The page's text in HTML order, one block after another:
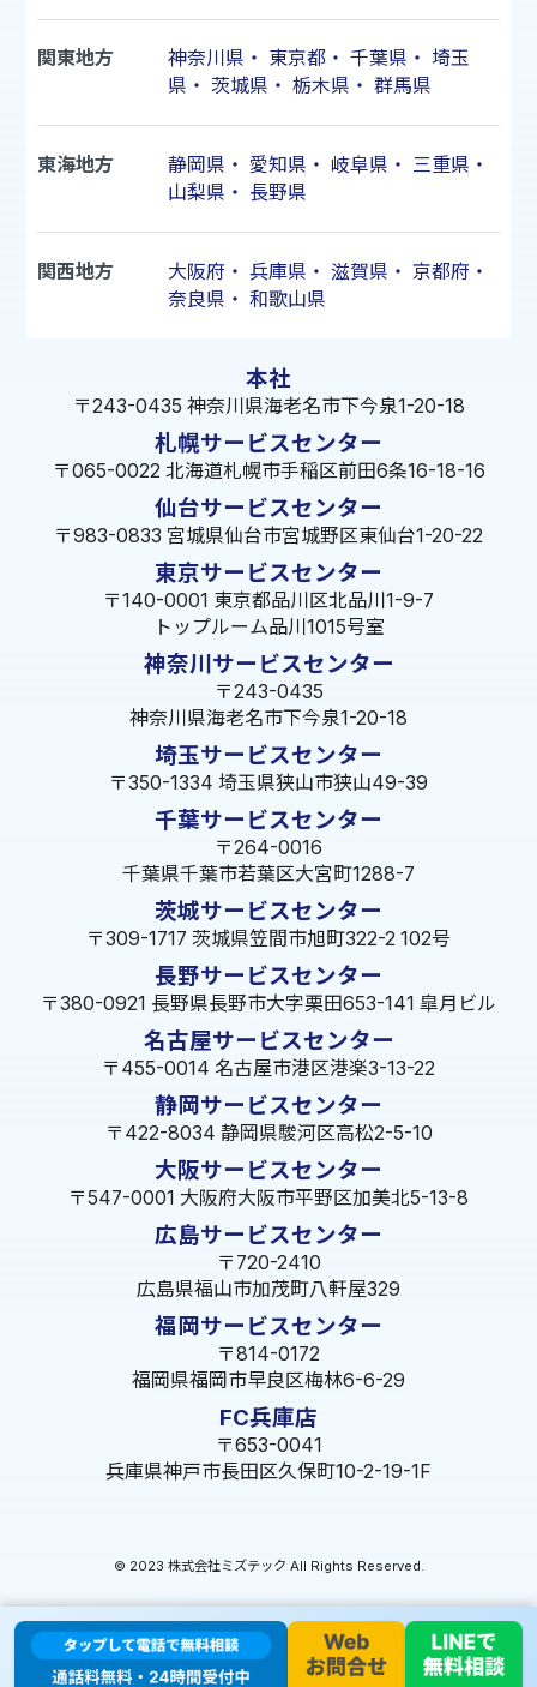
関東地方 神奈川県 ・ 東京都・ 千葉県 ・ 埼玉
県 ・ 茨城県 ・ 栃木県 ・ 群馬県
東海地方 静岡県 ・ 愛知県 ・ 岐阜県 ・ 三重県 ・
山梨県 ・ 長野県
関西地方 大阪府 ・ 兵庫県 ・ 滋賀県 ・ 京都府 ・
奈良県 ・ 和歌山県
本社
〒243-0435 神奈川県海老名市下今泉1-20-18
札幌サービスセンター
〒065-0022 北海道札幌市手稲区前田6条16-18-16
仙台サービスセンター
〒983-0833 宮城県仙台市宮城野区東仙台1-20-22
東京サービスセンター
〒140-0001 東京都品川区北品川1-9-7
トップルーム品川1015号室
神奈川サービスセンター
〒243-0435
神奈川県海老名市下今泉1-20-18
埼玉サービスセンター
〒350-1334 埼玉県狭山市狭山49-39
千葉サービスセンター
〒264-0016
千葉県千葉市若葉区大宮町1288-7
茨城サービスセンター
〒309-1717 茨城県笠間市旭町322-2 102号
長野サービスセンター
〒380-0921 長野県長野市大字栗田653-141 皐月ビル
名古屋サービスセンター
〒455-0014 名古屋市港区港楽3-13-22
静岡サービスセンター
〒422-8034 静岡県駿河区高松2-5-10
大阪サービスセンター
〒547-0001 大阪府大阪市平野区加美北5-13-8
広島サービスセンター
〒720-2410
広島県福山市加茂町八軒屋329
福岡サービスセンター
〒814-0172
福岡県福岡市早良区梅林6-6-29
FC兵庫店
〒653-0041
兵庫県神戸市長田区久保町10-2-19-1F
© 2023 株式会社ミズテック All Rights Reserved.